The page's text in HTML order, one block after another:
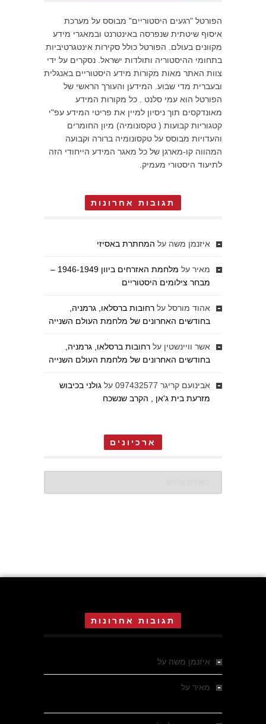
הפורטל "רגעים היסטוריים" מבוסס על מערכת
איסוף שיטתית שנפרסה באינטרנט ובמאגרי מידע
מקוונים בעולם. הפורטל כולל סקירות אינטגרטיביות
בתחומי ההיסטוריה ותולדות ישראל. נסקרים על ידי
צוות האתר מאות מקורות מידע היסטוריים באנגלית
ובעברית מדי שבוע. המידען והעורך הראשי של
הפורטל הוא עמי סלנט . כל מקורות המידע
מאונדקסים תוך ניסיון למיין את פריטי המידע עפ"י
קטגוריות קבועות ( טקסונומיה) מיון החומרים
והעדויות מבוסס על טקסונומיה ברורה וקבועה
המהווה קו-מארגן של כל מאגר המידע הייחודי הזה
לתיעוד היסטורי מעמיק.
תגובות אחרונות
איזנמן משה על המחתרת באסיזי
מאיר על
מלחמת האזרחים ביוון 1946-1949 –
מבחר צילומים היסטוריים
אהוד מורסל על רחובות ברסלאו, גרמניה,
בחודשים האחרונים של מלחמת העולם השנייה
אשר וויינשטין על רחובות ברסלאו, גרמניה,
בחודשים האחרונים של מלחמת העולם השנייה
אבינועם קריגר 097432577 על גולני בכיבוש
מזרעת בית ג'אן , הקרב שנשכח
ארכיונים
תגובות אחרונות
איזנמן משה על
מאיר על